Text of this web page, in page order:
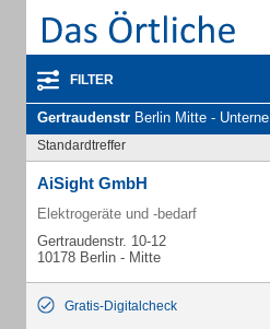
FILTER
Gertraudenstr Berlin Mitte - Unternehmen und Personen
Standardtreffer
AiSight GmbH
Elektrogeräte und -bedarf
Gertraudenstr. 10-12
10178 Berlin - Mitte
Gratis-Digitalcheck